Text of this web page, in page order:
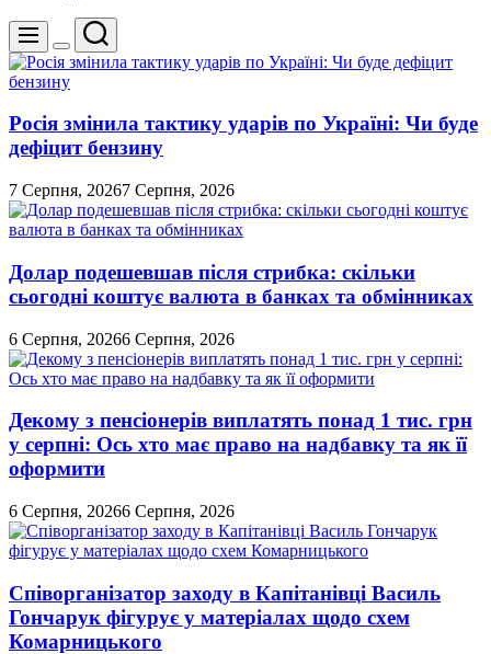
Меню
Перемикач
кольорового
режиму
Пошук
Росія змінила тактику ударів по Україні: Чи буде
дефіцит бензину
7 Серпня, 20267 Серпня, 2026
Долар подешевшав після стрибка: скільки
сьогодні коштує валюта в банках та обмінниках
6 Серпня, 20266 Серпня, 2026
Декому з пенсіонерів виплатять понад 1 тис. грн
у серпні: Ось хто має право на надбавку та як її
оформити
6 Серпня, 20266 Серпня, 2026
Співорганізатор заходу в Капітанівці Василь
Гончарук фігурує у матеріалах щодо схем
Комарницького